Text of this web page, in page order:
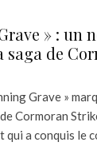
» : un
saga de
Grave »
Cormoran
qui a conquis le